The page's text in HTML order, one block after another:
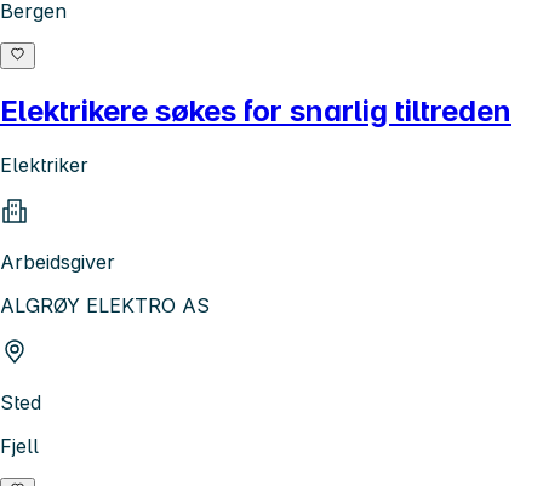
Bergen
Elektrikere søkes for snarlig tiltreden
Elektriker
Arbeidsgiver
ALGRØY ELEKTRO AS
Sted
Fjell